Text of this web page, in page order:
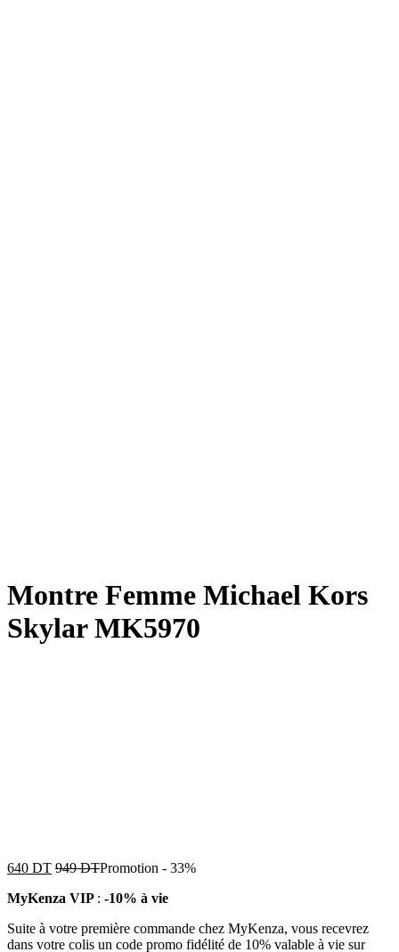
Montre Femme Michael Kors
Skylar MK5970
640 DT 949DTPromotion - 33%
MyKenza VIP : -10% à vie
Suite à votre première commande chez MyKenza, vous recevrez
dans votre colis un code promo fidélité de 10% valable à vie sur